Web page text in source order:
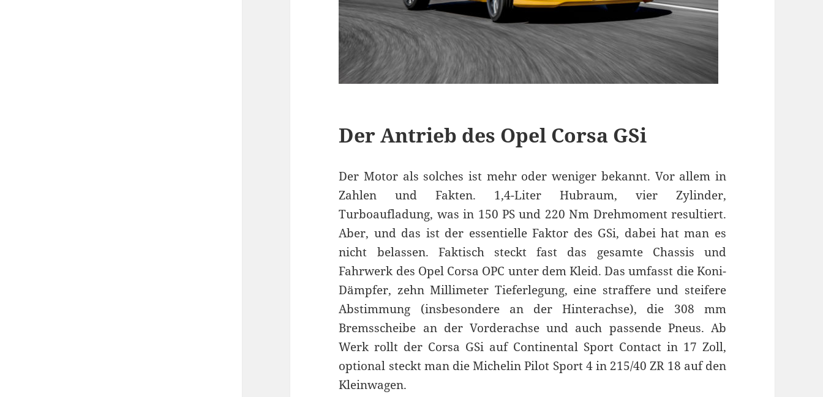
Der Antrieb des Opel Corsa GSi
Der Motor als solches ist mehr oder weniger bekannt. Vor allem in
Zahlen und Fakten. 1,4-Liter Hubraum, vier Zylinder,
Turboaufladung, was in 150 PS und 220 Nm Drehmoment resultiert.
Aber, und das ist der essentielle Faktor des GSi, dabei hat man es
nicht belassen. Faktisch steckt fast das gesamte Chassis und
Fahrwerk des Opel Corsa OPC unter dem Kleid. Das umfasst die Koni-
Dämpfer, zehn Millimeter Tieferlegung, eine straffere und steifere
Abstimmung (insbesondere an der Hinterachse), die 308 mm
Bremsscheibe an der Vorderachse und auch passende Pneus. Ab
Werk rollt der Corsa GSi auf Continental Sport Contact in 17 Zoll,
optional steckt man die Michelin Pilot Sport 4 in 215/40 ZR 18 auf den
Kleinwagen.